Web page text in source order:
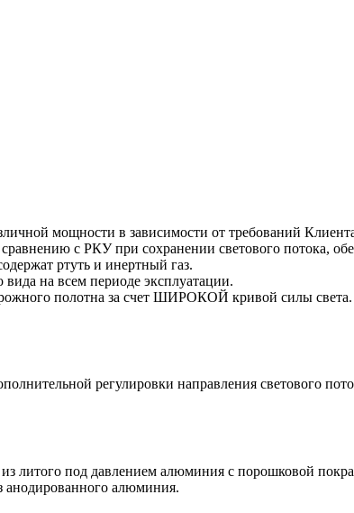
мощности в зависимости от требований
с РКУ при сохранении светового потока,
ртуть и инертный газ.
вида на всем периоде эксплуатации.
полотна за счет ШИРОКОЙ кривой силы света.
регулировки направления светового
литого под давлением алюминия с порошковой
анодированного алюминия.